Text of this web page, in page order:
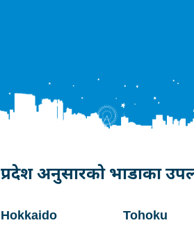
प्रदेश अनुसारको भाडाका
Hokkaido Tohoku